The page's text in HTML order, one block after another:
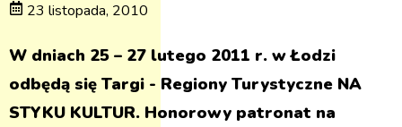
23 listopada, 2010
W dniach 25 – 27 lutego 2011 r. w Łodzi
odbędą się Targi - Regiony Turystyczne NA
STYKU KULTUR. Honorowy patronat na